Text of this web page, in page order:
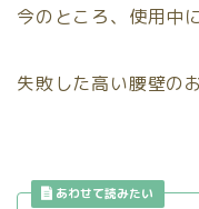
今のところ、使用中
失敗した高い腰壁の